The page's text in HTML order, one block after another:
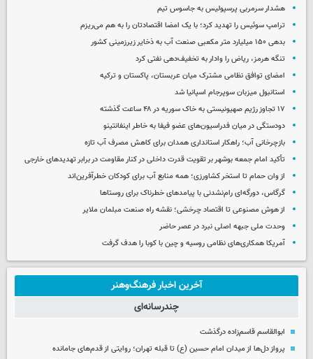
هشدار سرمربی پرسپولیس به جاسوس تیم
ترامپ سوئیس را تهدید کرد؛ با یک امضا اقتصادتان را به هم می‌ریزم
بدهی ۱۵۰ میلیارد متر مکعبی صنعت آب به ذخایر زیرزمینی کشور
تنگه هرمز، ریاض را وادار به تخفیف‌دهی نفتی کرد
امضای توافق نظامی مشترک میان عربستان، پاکستان و ترکیه
استانبول میزبان سوپرجام اسپانیا شد
۱۷ تجاوز رژیم صهیونیستی به خاک سوریه در ۴۸ ساعت گذشته
دودستگی در میان فدراسیون‌های عضو فیفا به خاطر اینفانتینو
بازچرخانی آب؛ راهکار استانداری همدان برای کاهش مصرف آب تازه
تأکید امام جمعه بوشهر بر تقویت قدرت داخلی در کنار مقاومت در برابر تهدیدهای خارجی
از وان حمام تا استخر کشاورزی؛ همه منابع آب برای کودکان خطرآفرین‌اند
گرگاس، دورگه‌ای رام‌نشدنی با پیامدهای خطرناک برای روستاها
از هوش مصنوعی تا اقتصاد چرخشی؛ نقشه راه صنعت مبلمان ملایر
وحدت ملی جبهه اصلی نبرد در عصر حاضر
آمریکا همکاری‌های نظامی روسیه و چین با کوبا را هدف گرفت
آخرین اخبار فرهنگ‌وهنر
چندرسانه‌ای
ابوالقاسم قاسم‌زاده درگذشت
پرواز دل‌ها از میدان امام حسین (ع) تا قبله تهران؛ روایتی از قدم‌های جامانده